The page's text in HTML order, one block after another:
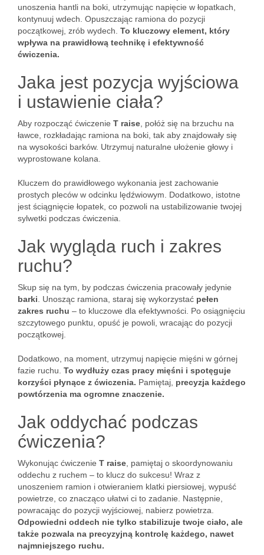
unoszenia hantli na boki, utrzymując napięcie w łopatkach,
kontynuuj wdech. Opuszczając ramiona do pozycji
początkowej, zrób wydech. To kluczowy element, który
wpływa na prawidłową technikę i efektywność
ćwiczenia.
Jaka jest pozycja wyjściowa
i ustawienie ciała?
Aby rozpocząć ćwiczenie T raise , połóż się na brzuchu na
ławce, rozkładając ramiona na boki, tak aby znajdowały się
na wysokości barków. Utrzymuj naturalne ułożenie głowy i
wyprostowane kolana.
Kluczem do prawidłowego wykonania jest zachowanie
prostych pleców w odcinku lędźwiowym. Dodatkowo, istotne
jest ściągnięcie łopatek, co pozwoli na ustabilizowanie twojej
sylwetki podczas ćwiczenia.
Jak wygląda ruch i zakres
ruchu?
Skup się na tym, by podczas ćwiczenia pracowały jedynie
barki . Unosząc ramiona, staraj się wykorzystać pełen
zakres ruchu – to kluczowe dla efektywności. Po osiągnięciu
szczytowego punktu, opuść je powoli, wracając do pozycji
początkowej.
Dodatkowo, na moment, utrzymuj napięcie mięśni w górnej
fazie ruchu. To wydłuży czas pracy mięśni i spotęguje
korzyści płynące z ćwiczenia. Pamiętaj, precyzja każdego
powtórzenia ma ogromne znaczenie.
Jak oddychać podczas
ćwiczenia?
Wykonując ćwiczenie T raise , pamiętaj o skoordynowaniu
oddechu z ruchem – to klucz do sukcesu! Wraz z
unoszeniem ramion i otwieraniem klatki piersiowej, wypuść
powietrze, co znacząco ułatwi ci to zadanie. Następnie,
powracając do pozycji wyjściowej, nabierz powietrza.
Odpowiedni oddech nie tylko stabilizuje twoje ciało, ale
także pozwala na precyzyjną kontrolę każdego, nawet
najmniejszego ruchu.